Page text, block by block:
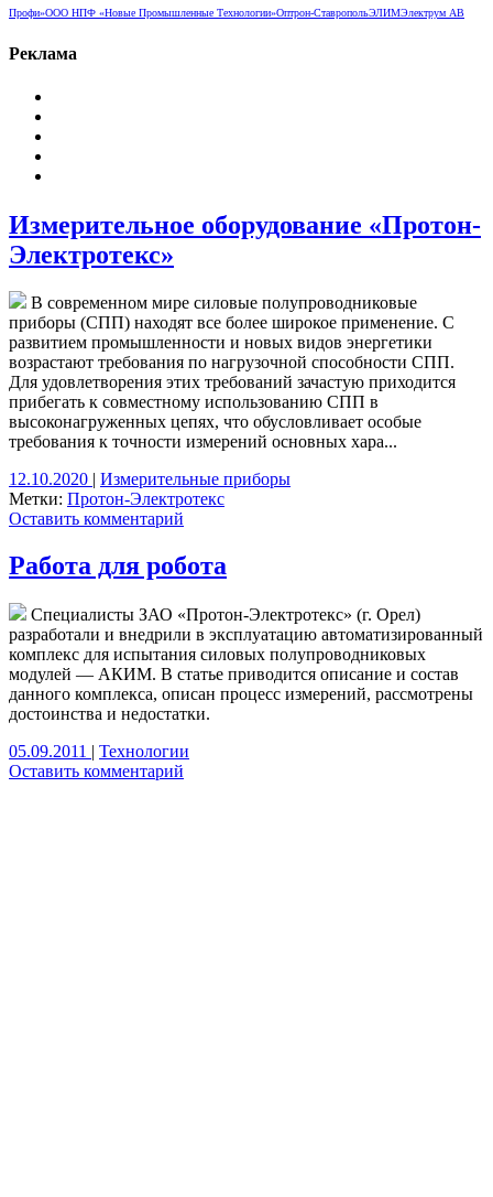
Профи»ООО НПФ «Новые Промышленные Технологии»Оптрон-СтавропольЭЛИМЭлектрум АВ
Реклама
Измерительное оборудование «Протон-
Электротекс»
В современном мире силовые полупроводниковые
приборы (СПП) находят все более широкое применение. С
развитием промышленности и новых видов энергетики
возрастают требования по нагрузочной способности СПП.
Для удовлетворения этих требований зачастую приходится
прибегать к совместному использованию СПП в
высоконагруженных цепях, что обусловливает особые
требования к точности измерений основных хара...
12.10.2020 | Измерительные приборы
Метки: Протон-Электротекс
Оставить комментарий
Работа для робота
Специалисты ЗАО «Протон-Электротекс» (г. Орел)
разработали и внедрили в эксплуатацию автоматизированный
комплекс для испытания силовых полупроводниковых
модулей — АКИМ. В статье приводится описание и состав
данного комплекса, описан процесс измерений, рассмотрены
достоинства и недостатки.
05.09.2011 | Технологии
Оставить комментарий